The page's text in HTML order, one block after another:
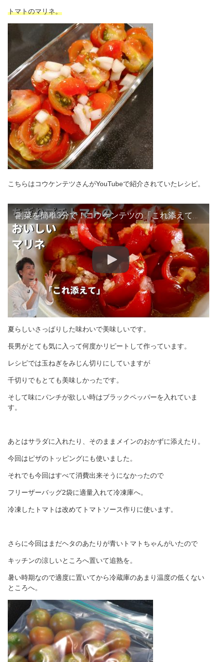
トマトのマリネ。
こちらはコウケンテツさんがYouTubeで紹介されていたレシピ。
副菜を簡単3分で！コウケンテツの「これ添えて」ちぎりプチトマトのおいしいマリネ／Marinated Tomatoes, Ready in 3 Minutes!
夏らしいさっぱりした味わいで美味しいです。
長男がとても気に入って何度かリピートして作っています。
レシピでは玉ねぎをみじん切りにしていますが
千切りでもとても美味しかったです。
そして味にパンチが欲しい時はブラックペッパーを入れていま
す。
あとはサラダに入れたり、そのままメインのおかずに添えたり。
今回はピザのトッピングにも使いました。
それでも今回はすべて消費出来そうになかったので
フリーザーバッグ2袋に適量入れて冷凍庫へ。
冷凍したトマトは改めてトマトソース作りに使います。
さらに今回はまだヘタのあたりが青いトマトちゃんがいたので
キッチンの涼しいところへ置いて追熟を。
暑い時期なので適度に置いてから冷蔵庫のあまり温度の低くない
ところへ。